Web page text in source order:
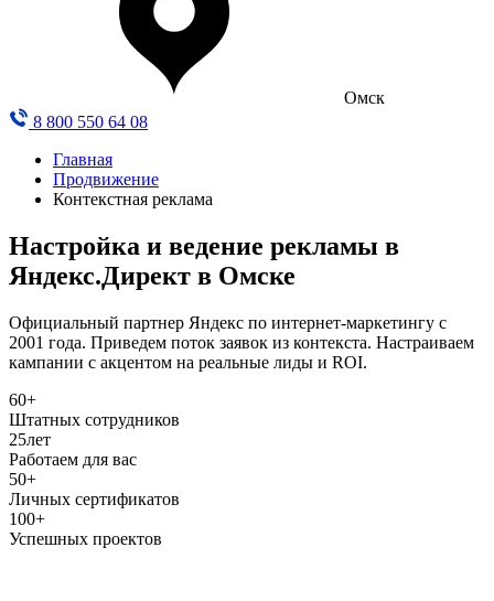
Омск
8 800 550 64 08
Главная
Продвижение
Контекстная реклама
Настройка и ведение рекламы в
Яндекс.Директ в Омске
Официальный партнер Яндекс по интернет-маркетингу с
2001 года. Приведем поток заявок из контекста. Настраиваем
кампании с акцентом на реальные лиды и ROI.
60+
Штатных сотрудников
25лет
Работаем для вас
50+
Личных сертификатов
100+
Успешных проектов